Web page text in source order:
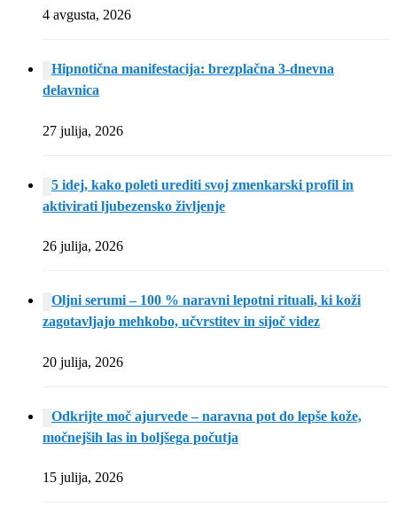
4 avgusta, 2026
Hipnotična manifestacija: brezplačna 3-dnevna
delavnica
27 julija, 2026
5 idej, kako poleti urediti svoj zmenkarski profil in
aktivirati ljubezensko življenje
26 julija, 2026
Oljni serumi – 100 % naravni lepotni rituali, ki koži
zagotavljajo mehkobo, učvrstitev in sijoč videz
20 julija, 2026
Odkrijte moč ajurvede – naravna pot do lepše kože,
močnejših las in boljšega počutja
15 julija, 2026